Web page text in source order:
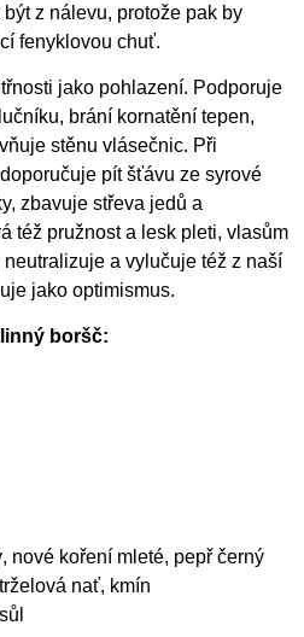
z nálevu, protože pak by
fenyklovou chuť.
jako pohlazení. Podporuje
brání kornatění tepen,
stěnu vlásečnic. Při
pít šťávu ze syrové
zbavuje střeva jedů a
též pružnost a lesk pleti, vlasům
a vylučuje též z naší
jako optimismus.
boršč:
nové koření mleté, pepř černý
nať, kmín